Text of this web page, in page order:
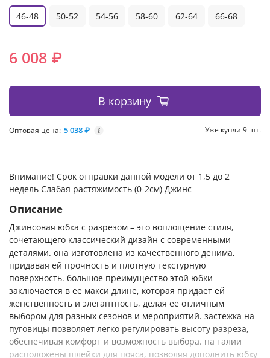
46-48
50-52 54-56 58-60 62-64 66-68
6 008 ₽
В корзину
Оптовая цена: 5 038 ₽ i Уже купли 9 шт.
Внимание! Срок отправки данной модели от 1,5 до 2
недель Слабая растяжимость (0-2см) Джинс
Описание
Джинсовая юбка с разрезом – это воплощение стиля,
сочетающего классический дизайн с современными
деталями. она изготовлена из качественного денима,
придавая ей прочность и плотную текстурную
поверхность. большое преимущество этой юбки
заключается в ее макси длине, которая придает ей
женственность и элегантность, делая ее отличным
выбором для разных сезонов и мероприятий. застежка на
пуговицы позволяет легко регулировать высоту разреза,
обеспечивая комфорт и возможность выбора. на талии
расположены шлейки для пояса, позволяя дополнить юбку